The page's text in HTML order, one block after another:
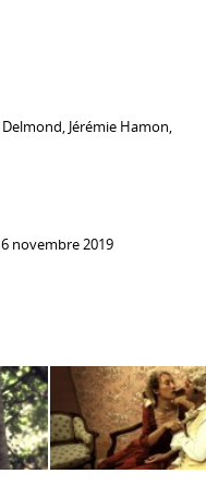
, Jérémie Hamon,
6 novembre 2019